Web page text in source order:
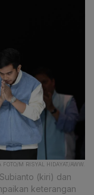
FOTO/M RISYAL HIDAYAT/AWW.
(kiri) dan
keterangan